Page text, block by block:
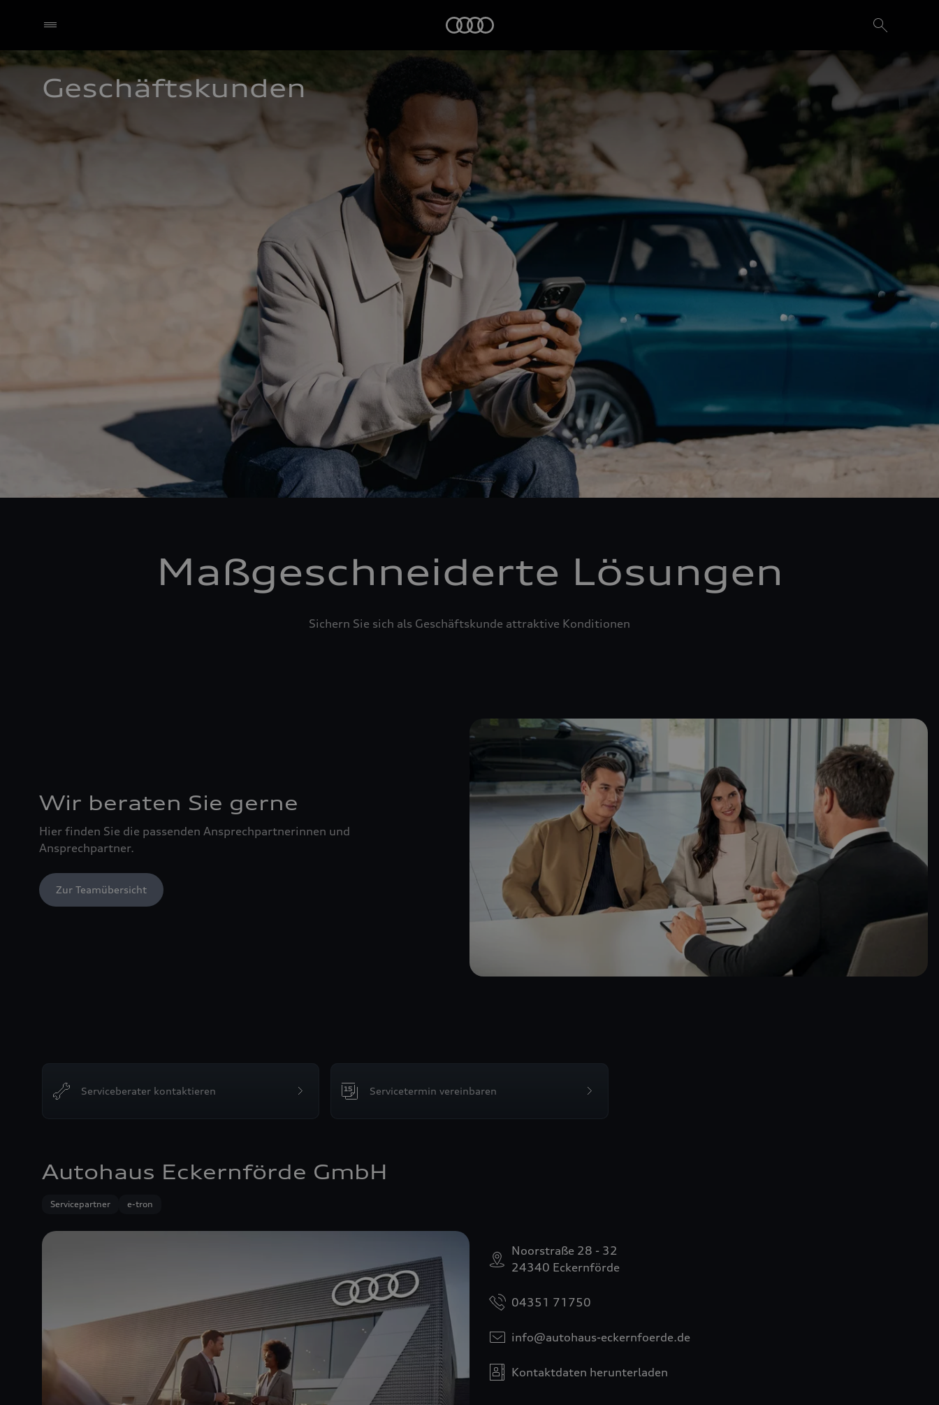
Geschäftskunden
Maßgeschneiderte Lösungen
Sichern Sie sich als Geschäftskunde attraktive Konditionen
Wir beraten Sie gerne
Hier finden Sie die passenden Ansprechpartnerinnen und
Ansprechpartner.
Zur Teamübersicht
Serviceberater kontaktieren Servicetermin vereinbaren
Autohaus Eckernförde GmbH
Servicepartner e-tron
Noorstraße 28 - 32
24340 Eckernförde
04351 71750
info@autohaus-eckernfoerde.de
Kontaktdaten herunterladen